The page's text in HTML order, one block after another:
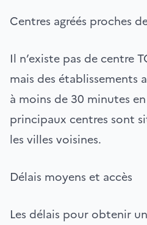
Centres agréés proches
Il n’existe pas de centre
mais des établissements
à moins de 30 minutes
principaux centres sont
les villes voisines.
Délais moyens et accès
Les délais pour obtenir